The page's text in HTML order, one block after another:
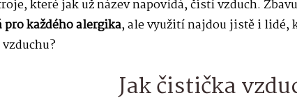
které jak už název napovídá, čistí vzduch.
každého alergika, ale využití najdou jistě i lidé,
Jak čistička